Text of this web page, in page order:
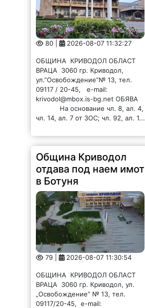
80 | 2026-08-07 11:32:27
ОБЩИНА КРИВОДОЛ ОБЛАСТ
ВРАЦА 3060 гр. Криводол,
ул.”Освобождение”№ 13, тел.
09117 / 20-45, e-mail:
krivodol@mbox.is-bg.net ОБЯВА
На основание чл. 8, ал. 4,
чл. 14, ал. 7 от ЗОС; чл. 92, ал. 1...
Община Криводол
отдава под наем имот
в Ботуня
79 | 2026-08-07 11:30:54
ОБЩИНА КРИВОДОЛ ОБЛАСТ
ВРАЦА 3060 гр. Криводол, ул.
„Освобождение” № 13, тел.
09117/20-45, e-mail: